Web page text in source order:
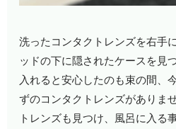
洗ったコンタクトレンズを右手
ッドの下に隠されたケースを見
入れると安心したのも束の間、
ずのコンタクトレンズがありま
トレンズも見つけ、風呂に入る